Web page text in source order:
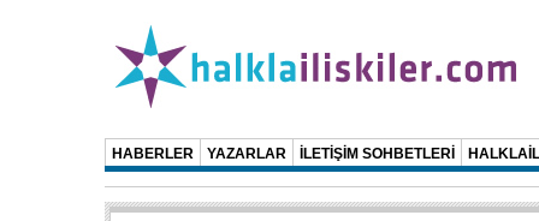
HABERLER YAZARLAR İLETİŞİM SOHBETLERİ